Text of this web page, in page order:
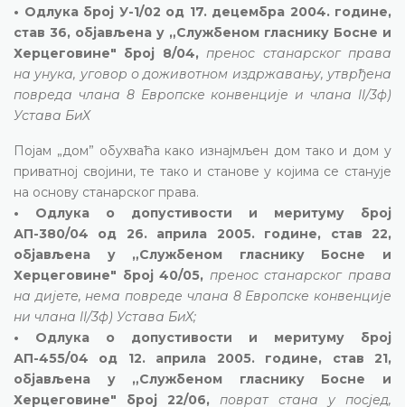
• Одлука број У-1/02 од 17. децембра 2004. године,
став 36, објављена у „Службеном гласнику Босне и
Херцеговине" број 8/04,пренос станарског права
на унука, уговор о доживотном издржавању, утврђена
повреда члана 8 Европске конвенције и члана II/3ф)
Устава БиХ
Појам „дом” обухваћа како изнајмљен дом тако и дом у
приватној својини, те тако и станове у којима се станује
на основу станарског права.
• Одлука о допустивости и меритуму број
АП-380/04 од 26. априла 2005. године, став 22,
објављена у „Службеном гласнику Босне и
Херцеговине" број 40/05, пренос станарског права
на дијете, нема повреде члана 8 Европске конвенције
ни члана II/3ф) Устава БиХ;
• Одлука о допустивости и меритуму број
АП-455/04 од 12. априла 2005. године, став 21,
објављена у „Службеном гласнику Босне и
Херцеговине" број 22/06, поврат стана у посјед,